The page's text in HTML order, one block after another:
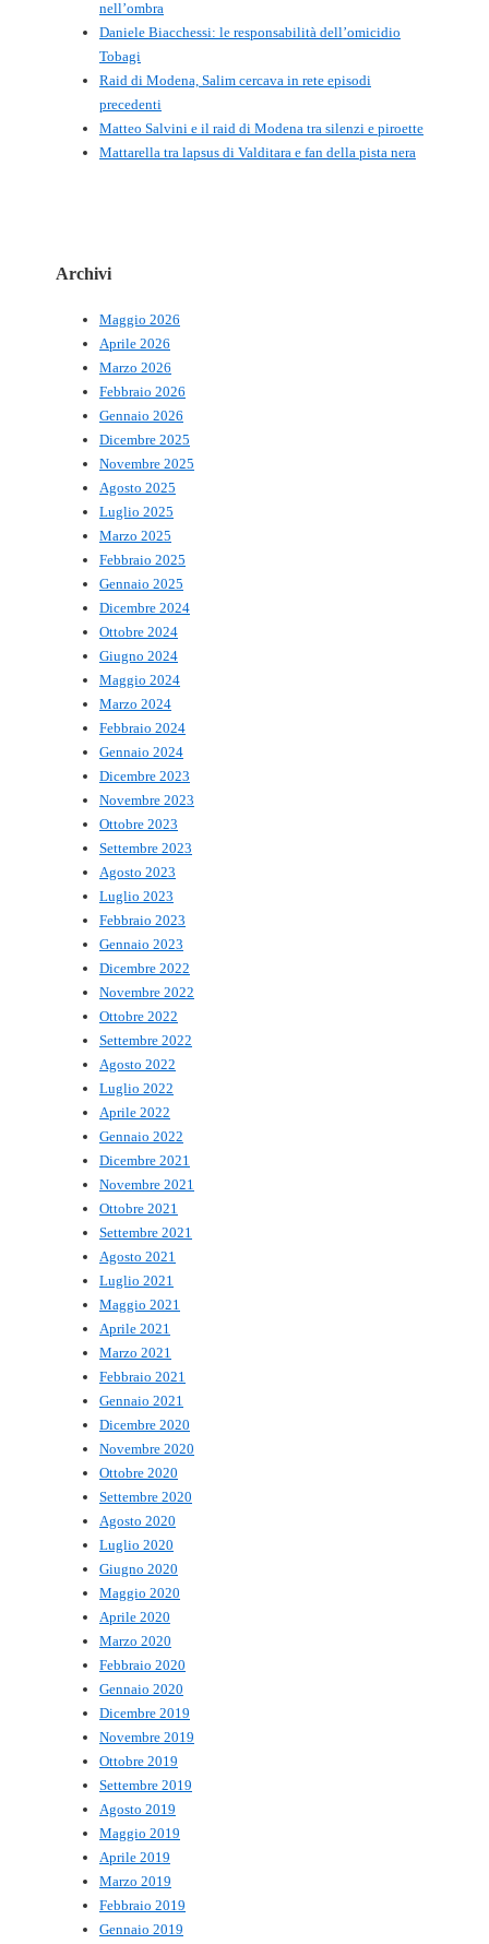
nell’ombra
Daniele Biacchessi: le responsabilità dell’omicidio
Tobagi
Raid di Modena, Salim cercava in rete episodi
precedenti
Matteo Salvini e il raid di Modena tra silenzi e piroette
Mattarella tra lapsus di Valditara e fan della pista nera
Archivi
Maggio 2026
Aprile 2026
Marzo 2026
Febbraio 2026
Gennaio 2026
Dicembre 2025
Novembre 2025
Agosto 2025
Luglio 2025
Marzo 2025
Febbraio 2025
Gennaio 2025
Dicembre 2024
Ottobre 2024
Giugno 2024
Maggio 2024
Marzo 2024
Febbraio 2024
Gennaio 2024
Dicembre 2023
Novembre 2023
Ottobre 2023
Settembre 2023
Agosto 2023
Luglio 2023
Febbraio 2023
Gennaio 2023
Dicembre 2022
Novembre 2022
Ottobre 2022
Settembre 2022
Agosto 2022
Luglio 2022
Aprile 2022
Gennaio 2022
Dicembre 2021
Novembre 2021
Ottobre 2021
Settembre 2021
Agosto 2021
Luglio 2021
Maggio 2021
Aprile 2021
Marzo 2021
Febbraio 2021
Gennaio 2021
Dicembre 2020
Novembre 2020
Ottobre 2020
Settembre 2020
Agosto 2020
Luglio 2020
Giugno 2020
Maggio 2020
Aprile 2020
Marzo 2020
Febbraio 2020
Gennaio 2020
Dicembre 2019
Novembre 2019
Ottobre 2019
Settembre 2019
Agosto 2019
Maggio 2019
Aprile 2019
Marzo 2019
Febbraio 2019
Gennaio 2019